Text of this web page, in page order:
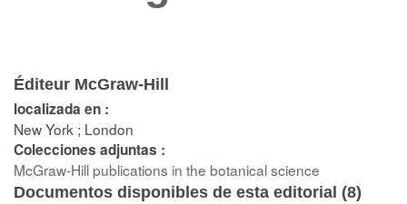
Éditeur McGraw-Hill
localizada en :
New York ; London
Colecciones adjuntas :
McGraw-Hill publications in the botanical science
Documentos disponibles de esta editorial (8)